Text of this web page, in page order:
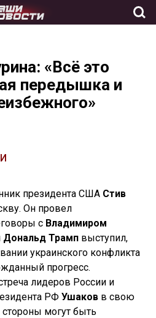
«Всё это
передышка и
президента США Стив
Он провел
с Владимиром
Дональд Трамп выступил,
украинского конфликта
прогресс.
лидеров России и
РФ Ушаков в свою
стороны могут быть